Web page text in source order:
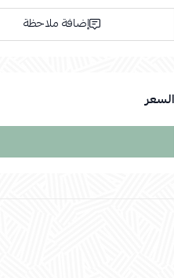
إضافة ملاحظة
السعر